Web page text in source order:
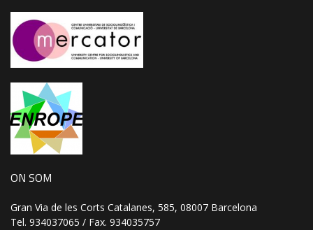
ON SOM
Gran Via de les Corts Catalanes, 585, 08007 Barcelona
Tel. 934037065 / Fax. 934035757